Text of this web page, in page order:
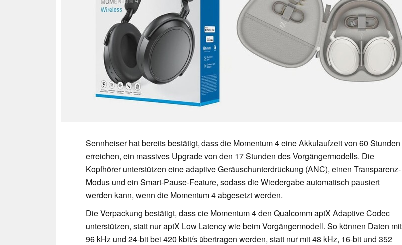
Sennheiser hat bereits bestätigt, dass die Momentum 4 eine Akkulaufzeit von 60 Stunden
erreichen, ein massives Upgrade von den 17 Stunden des Vorgängermodells. Die
Kopfhörer unterstützen eine adaptive Geräuschunterdrückung (ANC), einen Transparenz-
Modus und ein Smart-Pause-Feature, sodass die Wiedergabe automatisch pausiert
werden kann, wenn die Momentum 4 abgesetzt werden.
Die Verpackung bestätigt, dass die Momentum 4 den Qualcomm aptX Adaptive Codec
unterstützen, statt nur aptX Low Latency wie beim Vorgängermodell. So können Daten mit
96 kHz und 24-bit bei 420 kbit/s übertragen werden, statt nur mit 48 kHz, 16-bit und 352